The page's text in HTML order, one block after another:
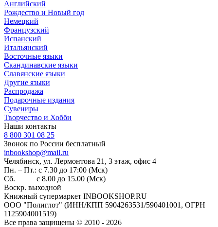
Английский
Рождество и Новый год
Немецкий
Французский
Испанский
Итальянский
Восточные языки
Скандинавские языки
Славянские языки
Другие языки
Распродажа
Подарочные издания
Сувениры
Творчество и Хобби
Наши контакты
8 800 301 08 25
Звонок по России бесплатный
inbookshop@mail.ru
Челябинск, ул. Лермонтова 21, 3 этаж, офис 4
Пн. – Пт.: с 7.30 до 17:00 (Мск)
Сб. с 8.00 до 15.00 (Мск)
Воскр. выходной
Книжный супермаркет INBOOKSHOP.RU
ООО "Полиглот" (ИНН/КПП 5904263531/590401001, ОГРН
1125904001519)
Все права защищены © 2010 - 2026